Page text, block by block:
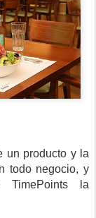
un producto y la
todo negocio, y
TimePoints la